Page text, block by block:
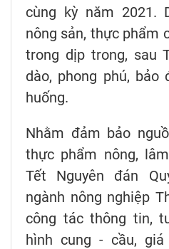
cùng kỳ năm 2021.
nông sản, thực phẩm
trong dịp trong, sau
dào, phong phú,
huống.
Nhằm đảm bảo
thực phẩm nông,
Tết Nguyên đán
ngành nông nghiệp
công tác thông tin,
hình cung - cầu,